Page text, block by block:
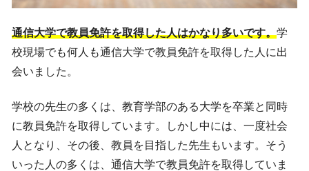
通信大学で教員免許を取得した人はかなり多いです。学
校現場でも何人も通信大学で教員免許を取得した人に出
会いました。
学校の先生の多くは、教育学部のある大学を卒業と同時
に教員免許を取得しています。しかし中には、一度社会
人となり、その後、教員を目指した先生もいます。そう
いった人の多くは、通信大学で教員免許を取得していま